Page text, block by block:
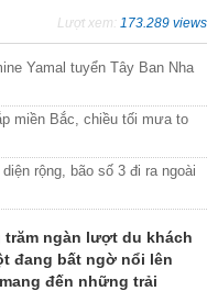
Lượt xem: 173.289 views
Yamal tuyển Tây Ban Nha
miền Bắc, chiều tối mưa to
rộng, bão số 3 đi ra ngoài
ngàn lượt du khách
đang bất ngờ nổi lên
đến những trải